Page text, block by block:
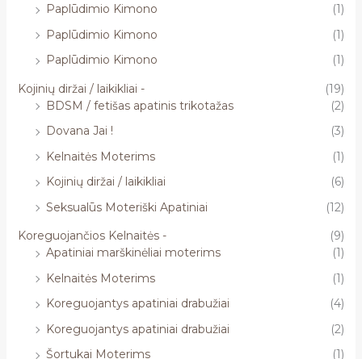
Paplūdimio Kimono
(1)
Paplūdimio Kimono
(1)
Paplūdimio Kimono
(1)
Kojinių diržai / laikikliai -
(19)
BDSM / fetišas apatinis trikotažas
(2)
Dovana Jai !
(3)
Kelnaitės Moterims
(1)
Kojinių diržai / laikikliai
(6)
Seksualūs Moteriški Apatiniai
(12)
Koreguojančios Kelnaitės -
(9)
Apatiniai marškinėliai moterims
(1)
Kelnaitės Moterims
(1)
Koreguojantys apatiniai drabužiai
(4)
Koreguojantys apatiniai drabužiai
(2)
Šortukai Moterims
(1)